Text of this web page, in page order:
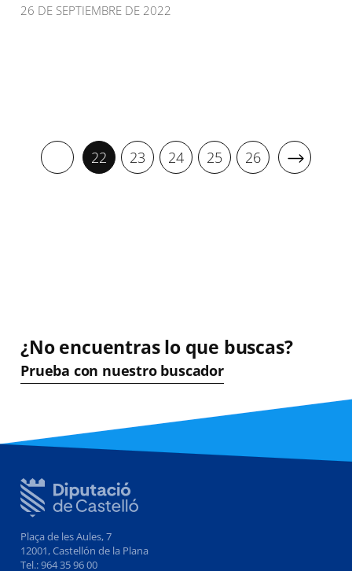
26 DE SEPTIEMBRE DE 2022
22 23 24 25 26
¿No encuentras lo que buscas?
Prueba con nuestro buscador
Plaça de les Aules, 7
12001, Castellón de la Plana
Tel.: 964 35 96 00